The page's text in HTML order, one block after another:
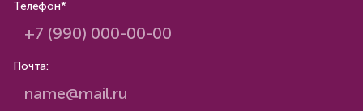
Телефон*
Почта: